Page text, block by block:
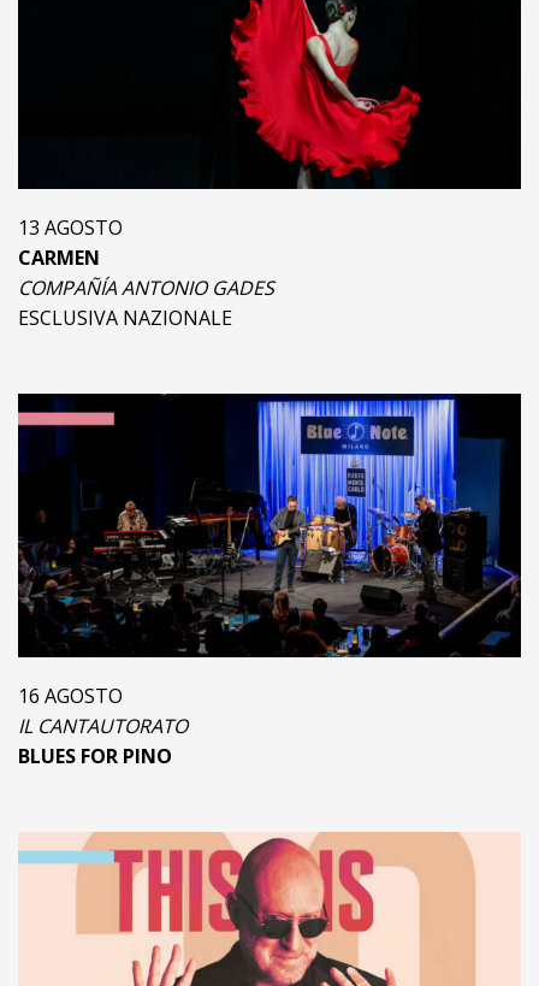
13 AGOSTO
CARMEN
COMPAÑÍA ANTONIO GADES
ESCLUSIVA NAZIONALE
16 AGOSTO
IL CANTAUTORATO
BLUES FOR PINO